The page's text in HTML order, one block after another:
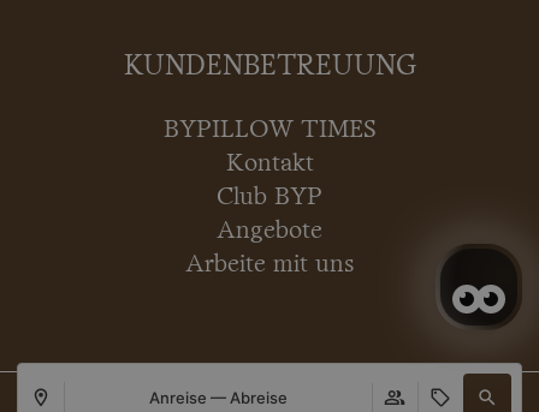
KUNDENBETREUUNG
BYPILLOW TIMES
Kontakt
Club BYP
Angebote
Arbeite mit uns
Copyright © 2026 BYPILLOW
Anreise — Abreise